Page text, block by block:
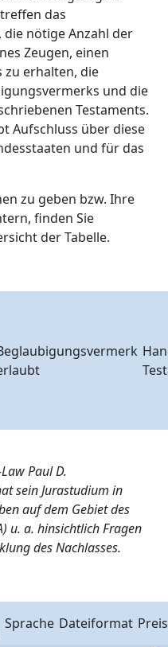
das
nötige Anzahl der
Zeugen, einen
zu erhalten, die
und die
Testaments.
Aufschluss über diese
und für das
zu geben bzw. Ihre
finden Sie
der Tabelle.
Paul D.
sein Jurastudium in
auf dem Gebiet des
u. a. hinsichtlich Fragen
des Nachlasses.
Sprache Dateiformat Preis